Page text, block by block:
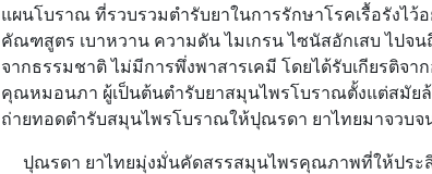
แผนโบราณ ที่รวบรวมตำรับยาในการรักษาโรคเรื้อรังไ
คัณฑสูตร เบาหวาน ความดัน ไมเกรน ไซนัสอักเสบ ไปจ
จากธรรมชาติ ไม่มีการพึ่งพาสารเคมี โดยได้รับเกียรติจ
คุณหมอนภา ผู้เป็นต้นตำรับยาสมุนไพรโบราณตั้งแต่สมัย
ถ่ายทอดตำรับสมุนไพรโบราณให้ปุณรดา ยาไทยมาจวบจ
ปุณรดา ยาไทยมุ่งมั่นคัดสรรสมุนไพรคุณภาพที่ให้ประสิ